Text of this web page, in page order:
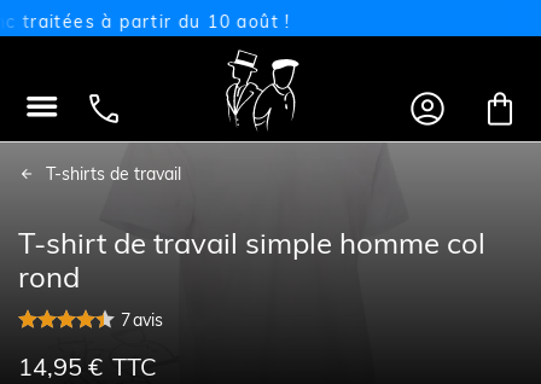
à partir du 10 août !
   
T-shirts de travail
T-shirt de travail simple homme col
rond
7avis
14,95 € TTC